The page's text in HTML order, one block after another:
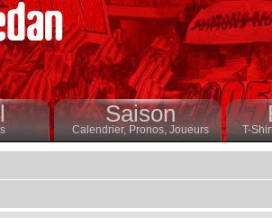
Saison
Calendrier,Pronos, Joueurs T-